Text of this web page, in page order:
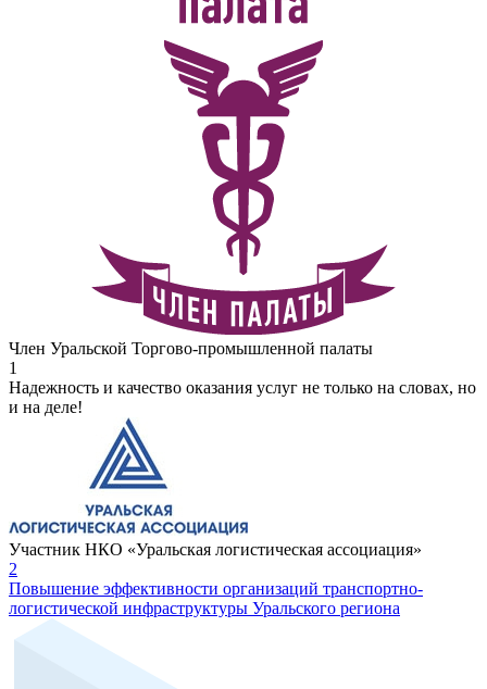
Член Уральской Торгово-промышленной палаты
1
Надежность и качество оказания услуг не только на словах, но
и на деле!
Участник НКО «Уральская логистическая ассоциация»
2
Повышение эффективности организаций транспортно-
логистической инфраструктуры Уральского региона